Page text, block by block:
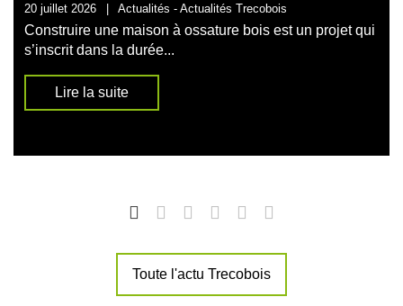
20 juillet 2026 | Actualités - Actualités Trecobois
Construire une maison à ossature bois est un projet qui
s’inscrit dans la durée...
Lire la suite
Toute l'actu Trecobois